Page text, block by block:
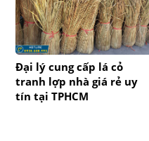
Đại lý cung cấp lá cỏ
tranh lợp nhà giá rẻ uy
tín tại TPHCM